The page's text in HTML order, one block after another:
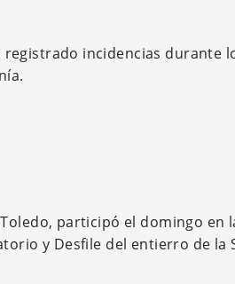
incidencias durante
participó el domingo en
y Desfile del entierro de la